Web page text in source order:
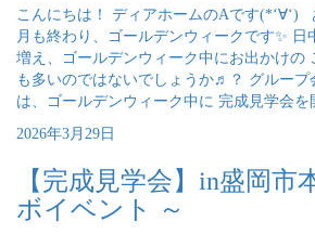
こんにちは！ ディアホームのAです(*‘∀‘)
月も終わり、ゴールデンウィークです✨ 日
増え、ゴールデンウィーク中にお出かけの
も多いのではないでしょうか♬？ グループ
は、ゴールデンウィーク中に 完成見学会
2026年3月29日
【完成見学会】in盛岡市
ボイベント ～